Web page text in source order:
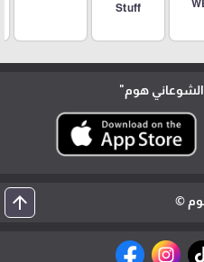
Stuff
هوم"
©
arrow_upward